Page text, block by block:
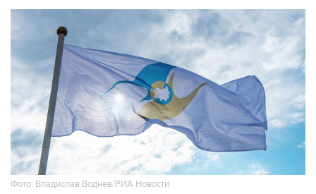
Фото: Владислав Воднев/РИА Новости